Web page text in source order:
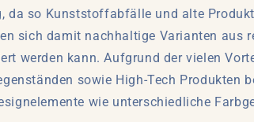
da so Kunststoffabfälle und alte
sich damit nachhaltige Varianten aus
werden kann. Aufgrund der vielen
sowie High-Tech Produkten
wie unterschiedliche